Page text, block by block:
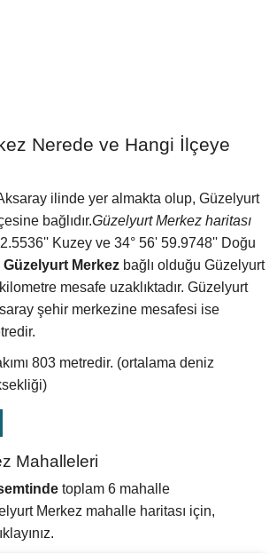
Nerede ve Hangi İlçeye
ilinde yer almakta olup, Güzelyurt
bağlıdır.Güzelyurt Merkez haritası
Kuzey ve 34° 56' 59.9748'' Doğu
Güzelyurt Merkez bağlı olduğu Güzelyurt
mesafe uzaklıktadır. Güzelyurt
şehir merkezine mesafesi ise
803 metredir. (ortalama deniz
Mahalleleri
toplam 6 mahalle
Merkez mahalle haritası için,